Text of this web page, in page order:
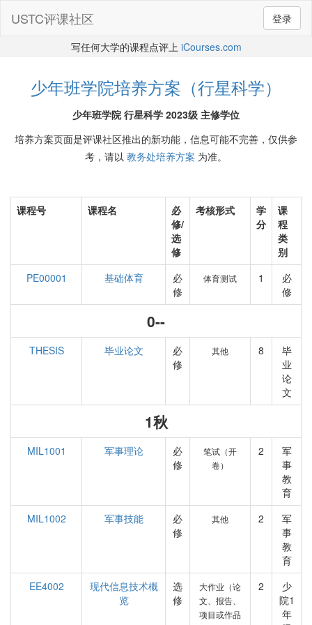
登录
USTC评课社区
写任何大学的课程点评上 iCourses.com
少年班学院培养方案（行星科学）
少年班学院 行星科学 2023级 主修学位
培养方案页面是评课社区推出的新功能，信息可能不完善，仅供参
考，请以 教务处培养方案 为准。
课程号 课程名
必
修/
选
修
考核形式
学
分
课
程
类
别
PE00001
基础体育
必
修
体育测试 1
必
修
0--
THESIS 毕业论文
必
修
其他 8
毕
业
论
文
1秋
MIL1001 军事理论
必
修
笔试（开
卷）
2
军
事
教
育
MIL1002
军事技能
必
修
其他 2
军
事
教
育
EE4002
现代信息技术概
览
选
修
大作业（论
文、报告、
项目或作品
2
少
院1
年